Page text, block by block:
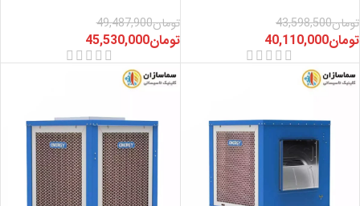
تومان43,598,500
تومان40,110,000
تومان49,487,900
تومان45,530,000